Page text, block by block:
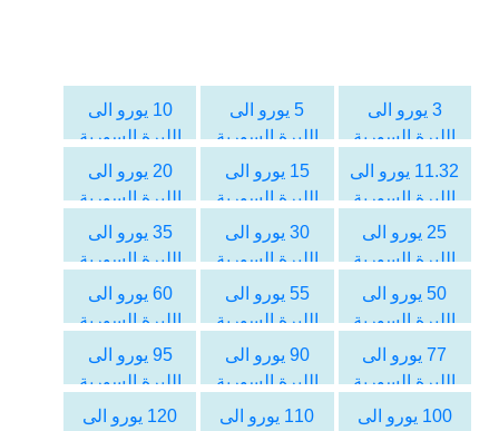
3 يورو الى
الليرة السورية
5 يورو الى
الليرة السورية
10 يورو الى
الليرة السورية
11.32 يورو الى
الليرة السورية
15 يورو الى
الليرة السورية
20 يورو الى
الليرة السورية
25 يورو الى
الليرة السورية
30 يورو الى
الليرة السورية
35 يورو الى
الليرة السورية
50 يورو الى
الليرة السورية
55 يورو الى
الليرة السورية
60 يورو الى
الليرة السورية
77 يورو الى
الليرة السورية
90 يورو الى
الليرة السورية
95 يورو الى
الليرة السورية
100 يورو الى
110 يورو الى
120 يورو الى